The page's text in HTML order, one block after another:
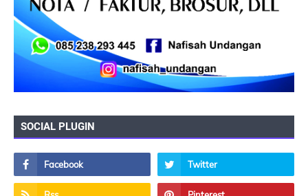
SOCIAL PLUGIN